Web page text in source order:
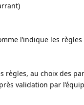
l’indique les
règles, au choix des
validation par